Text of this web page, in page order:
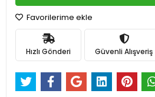
Favorilerime ekle
Hızlı Gönderi Güvenli Alışveriş